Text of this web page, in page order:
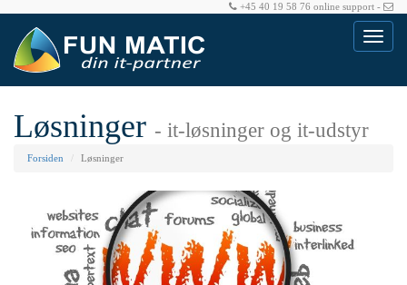
+45 40 19 58 76 online support -
Toggle
Løsninger - it-løsninger og it-udstyr
Forsiden Løsninger